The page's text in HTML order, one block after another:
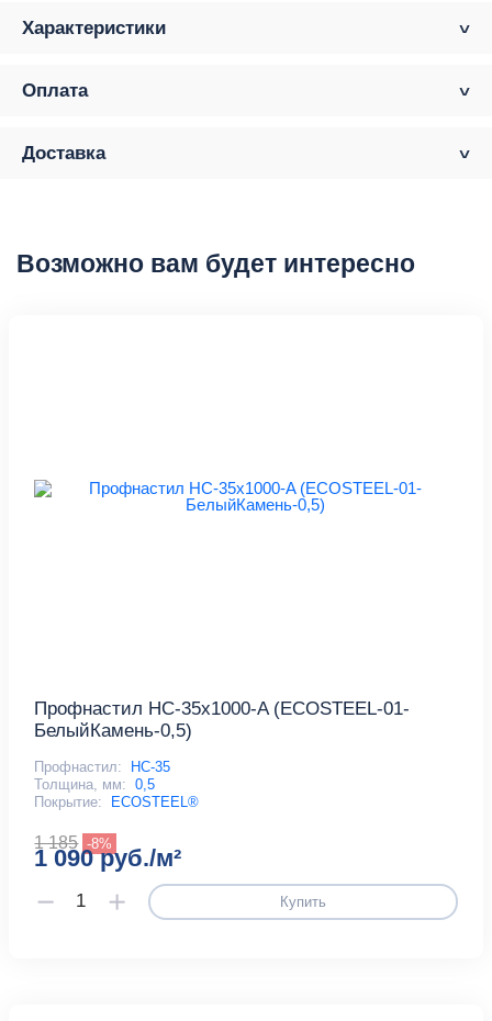
Характеристики
Оплата
Доставка
Возможно вам будет интересно
Профнастил НС-35x1000-A (ECOSTEEL-01-
БелыйКамень-0,5)
Профнастил:
НС-35
Толщина, мм: 0,5
Покрытие:
ECOSTEEL®
1 185 -8%
1 090 руб./м²
Купить